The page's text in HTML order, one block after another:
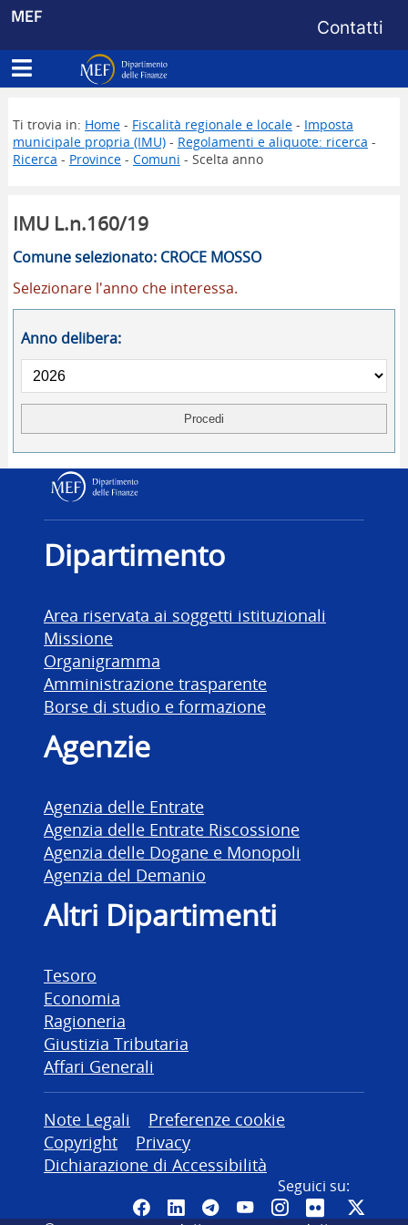
MEF Menu di
Contatti
Apri menu principale
Dipartimento delle Finanze
Ti trovia in: Home- Fiscalità regionale e locale- Imposta
municipale propria (IMU)- Regolamenti e aliquote: ricerca -
Ricerca - Province- Comuni - Scelta anno
IMU L.n.160/19
Comune selezionato: CROCE MOSSO
Selezionare l'anno che interessa.
Anno delibera:
Dipartimento delle
Dipartimento
Area riservata ai soggetti istituzionali
Missione
Organigramma
Amministrazione trasparente
Borse di studio e formazione
Agenzie
Agenzia delle Entrate
Agenzia delle Entrate Riscossione
Agenzia delle Dogane e Monopoli
Agenzia del Demanio
Altri Dipartimenti
Tesoro
Economia
Ragioneria
Giustizia Tributaria
Affari Generali
Altre informazioni
Note Legali
Preferenze cookie
Copyright
Privacy
Dichiarazione di Accessibilità
Seguici su:
Pagina Facebook del MEF -
Canale LinkedIn del MEF
Canale Telegram del
Canale YouTube del
CanaleCanale